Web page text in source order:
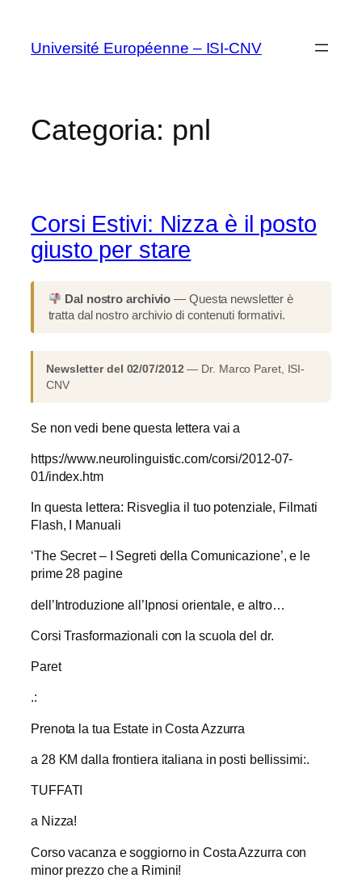
contenuto
Université Européenne – ISI-CNV
Categoria: pnl
Corsi Estivi: Nizza è il posto
giusto per stare
Dal nostro archivio — Questa newsletter è
tratta dal nostro archivio di contenuti formativi.
Newsletter del 02/07/2012 — Dr. Marco Paret, ISI-
CNV
Se non vedi bene questa lettera vai a
https://www.neurolinguistic.com/corsi/2012-07-
01/index.htm
In questa lettera: Risveglia il tuo potenziale, Filmati
Flash, I Manuali
‘The Secret – I Segreti della Comunicazione’, e le
prime 28 pagine
dell’Introduzione all’Ipnosi orientale, e altro…
Corsi Trasformazionali con la scuola del dr.
Paret
.:
Prenota la tua Estate in Costa Azzurra
a 28 KM dalla frontiera italiana in posti bellissimi:.
TUFFATI
a Nizza!
Corso vacanza e soggiorno in Costa Azzurra con
minor prezzo che a Rimini!